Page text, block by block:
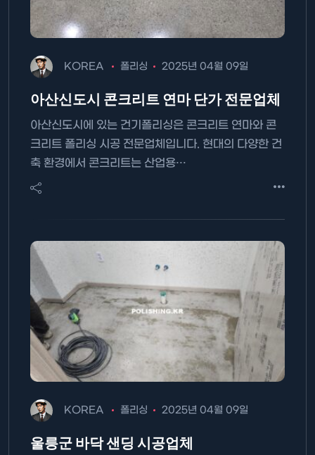
KOREA 폴리싱 2025년 04월 09일
아산신도시 콘크리트 연마 단가 전문업체
아산신도시에 있는 건기폴리싱은 콘크리트 연마와 콘
크리트 폴리싱 시공 전문업체입니다. 현대의 다양한 건
축 환경에서 콘크리트는 산업용…
KOREA 폴리싱 2025년 04월 09일
울릉군 바닥 샌딩 시공업체